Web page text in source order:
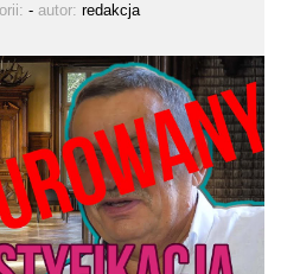
-autor: redakcja